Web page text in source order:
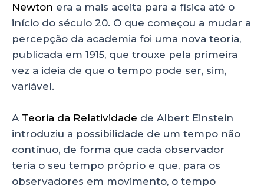
Newton era a mais aceita para a física até o
início do século 20. O que começou a mudar a
percepção da academia foi uma nova teoria,
publicada em 1915, que trouxe pela primeira
vez a ideia de que o tempo pode ser, sim,
variável.
A Teoria da Relatividade de Albert Einstein
introduziu a possibilidade de um tempo não
contínuo, de forma que cada observador
teria o seu tempo próprio e que, para os
observadores em movimento, o tempo